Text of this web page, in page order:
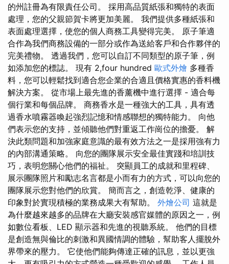
的州註冊為有限責任公司。 採用高品質紙張和獨特的表面
處理，您的父親節賀卡將更加美麗。 我們提供多種紙張和
表面處理選擇，使您的個人商務工具變得完美。 原子筆適
合作為我們商務設備的一部分或作為送給客戶和合作夥伴的
完美禮物。 透過我們，您可以自訂不同類型的原子筆，例
如添加您的標誌。 現有 2,four hundred 歐式外燴 多種香
料，您可以輕鬆找到適合您企業的合適且價格實惠的香料機
解決方案。 從市場上最先進的香薰機中進行選擇 - 適合每
個行業和每個品牌。 商務香水是一種強大的工具，具有透
過香水噴霧器喚起強烈記憶和情感聯想的獨特能力。 向他
們表示您的支持，並傾聽他們對重返工作崗位的擔憂。 解
決此類問題和加強家庭意識的最有效方法之一是採用強有力
的內部溝通策略。 向您的團隊展示安全最佳實踐和培訓技
巧，表明您關心他們的福祉。 突顯員工的成就和里程碑、
展示團隊照片和勵志名言都是小而有力的方式，可以向您的
團隊展示您對他們的欣賞。 簡而言之，創造乾淨、健康的
印象對於實現積極的業務成果大有幫助。 外燴公司 這就是
為什麼越來越多的品牌在大廳安裝感官媒體的原因之一，例
如數位看板、LED 顯示器和先進的視聽系統。 他們的目標
是創造無與倫比的刺激和異國情調的體驗，幫助客人擺脫外
界帶來的壓力。 它使他們能夠傳達正確的訊息，並以更強